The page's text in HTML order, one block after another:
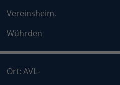
Vereinsheim,
Wührden
Ort: AVL-